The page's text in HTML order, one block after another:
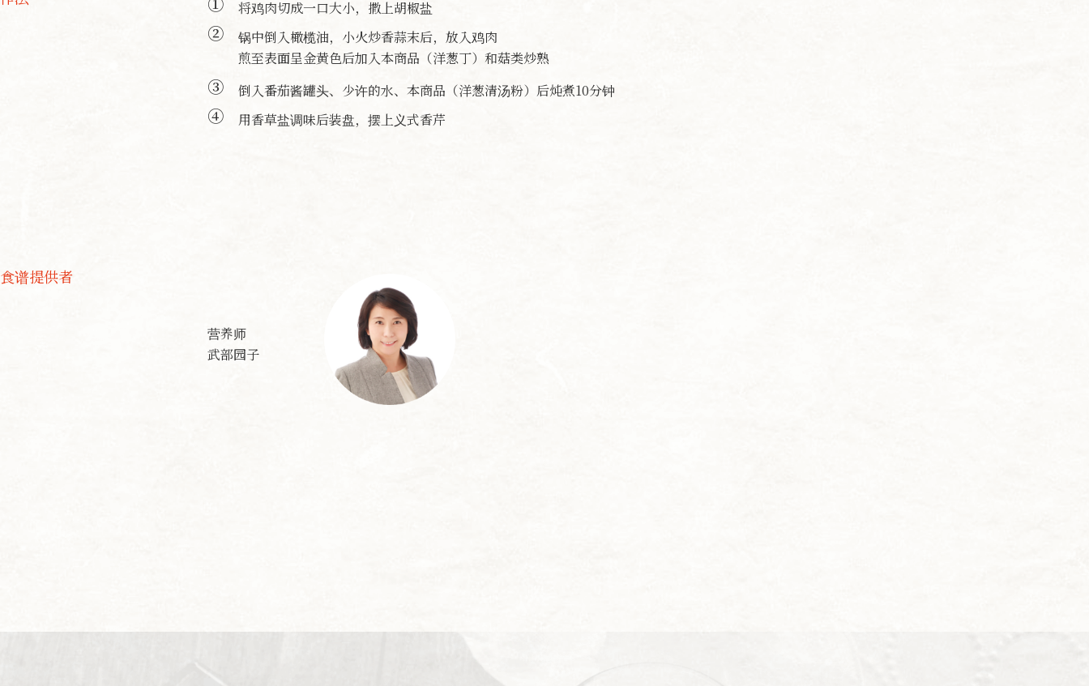
将鸡肉切成一口大小，撒上胡椒盐
②
锅中倒入橄榄油，小火炒香蒜末后，放入鸡肉
煎至表面呈金黄色后加入本商品（洋葱丁）和菇类炒熟
③ 倒入番茄酱罐头、少许的水、本商品（洋葱清汤粉）后炖煮10分钟
④ 用香草盐调味后装盘，摆上义式香芹
食谱提供者
营养师
武部园子